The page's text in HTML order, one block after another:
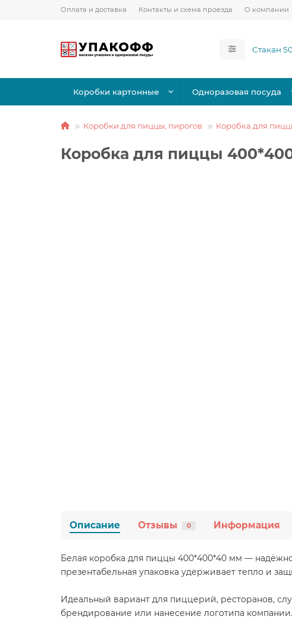
Оплата и доставка Контакты и схема проезда О компании
Коробки картонные Одноразовая посуда
Коробки для пиццы, пирогов Коробка для
Коробка для пиццы
Описание Отзывы 0 Информация
Белая коробка для пиццы 400*400*40 мм —
презентабельная упаковка удерживает тепло и
Идеальный вариант для пиццерий, ресторанов,
брендирование или нанесение логотипа компании.